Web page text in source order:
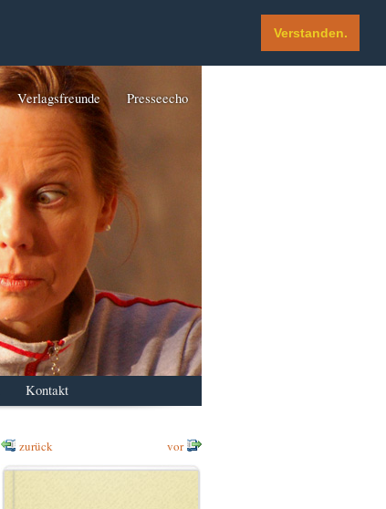
Verstanden.
Verlagsfreunde Presseecho
Kontakt
zurück vor